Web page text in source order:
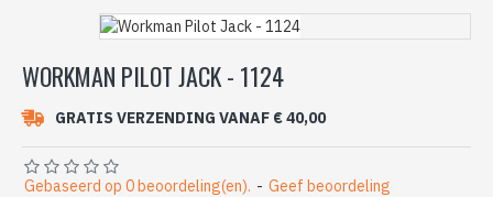
WORKMAN PILOT JACK - 1124
GRATIS VERZENDING VANAF € 40,00
Gebaseerd op 0 beoordeling(en). - Geef beoordeling